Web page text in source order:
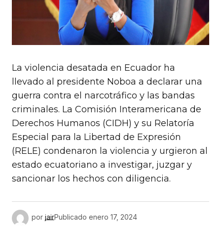
La violencia desatada en Ecuador ha
llevado al presidente Noboa a declarar una
guerra contra el narcotráfico y las bandas
criminales. La Comisión Interamericana de
Derechos Humanos (CIDH) y su Relatoría
Especial para la Libertad de Expresión
(RELE) condenaron la violencia y urgieron al
estado ecuatoriano a investigar, juzgar y
sancionar los hechos con diligencia.
por jairPublicado enero 17, 2024